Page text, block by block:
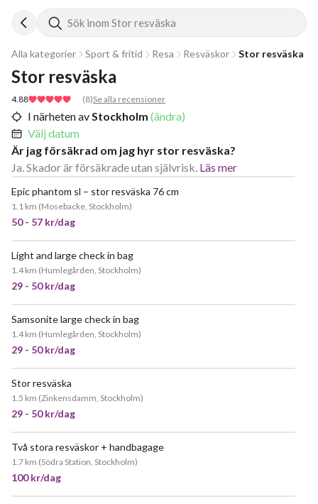
Sök inom Stor resväska
Alla kategorier Sport & fritid Resa Resväskor Stor resväska
4.88 (8)Se alla recensioner
Stor resväska
I närheten avStockholm (ändra)
Välj datum
Är jag försäkrad om jag hyr stor resväska?
Ja. Skador är försäkrade utan självrisk. Läs mer
Epic phantom sl – stor resväska 76 cm
1.1 km (Mosebacke, Stockholm)
50 - 57 kr/dag
Light and large check in bag
1.4 km (Humlegården, Stockholm)
29 - 50 kr/dag
Samsonite large check in bag
1.4 km (Humlegården, Stockholm)
29 - 50 kr/dag
Stor resväska
1.5 km (Zinkensdamm, Stockholm)
29 - 50 kr/dag
Två stora resväskor + handbagage
1.7 km (Södra Station, Stockholm)
100 kr/dag